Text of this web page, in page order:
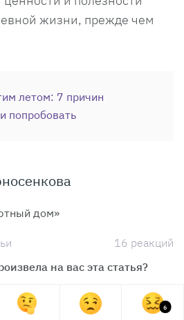
жизни, прежде чем
летом: 7 причин
попробовать
дом»
16 реакций
на вас эта статья?
6